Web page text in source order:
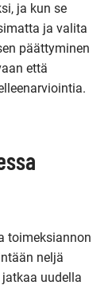
ja kun se
ja valita
päättyminen
että
toimeksiannon
neljä
uudella